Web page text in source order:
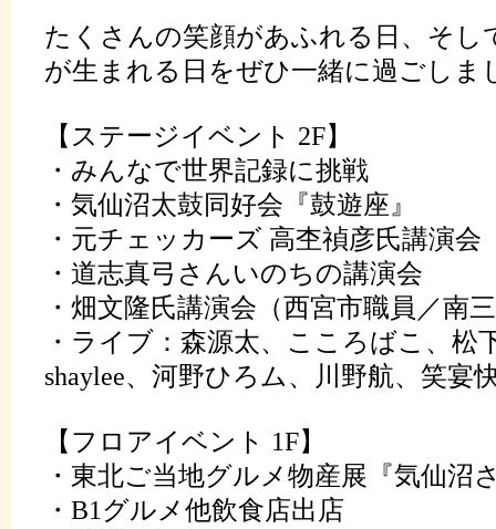
たくさんの笑顔があふれる日、そ
が生まれる日をぜひ一緒に過ごしま
【ステージイベント 2F】
・みんなで世界記録に挑戦
・気仙沼太鼓同好会『鼓遊座』
・元チェッカーズ 高杢禎彦氏講演会
・道志真弓さんいのちの講演会
・畑文隆氏講演会（西宮市職員／南
・ライブ：森源太、こころばこ、松
shaylee、河野ひろム、川野航、笑宴
【フロアイベント 1F】
・東北ご当地グルメ物産展『気仙沼
・B1グルメ他飲食店出店